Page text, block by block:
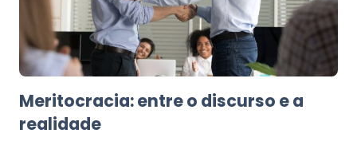
Meritocracia: entre o discurso e a
realidade